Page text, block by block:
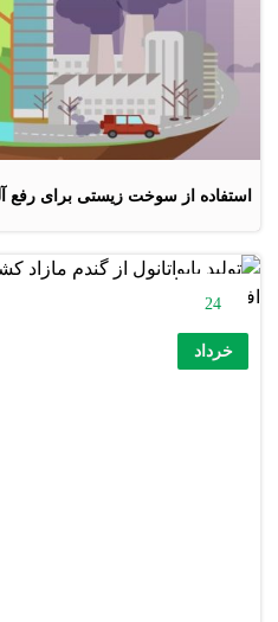
استفاده از سوخت زیستی برای رفع
24
خرداد